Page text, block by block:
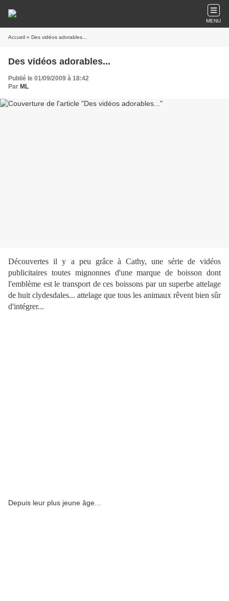
MENU
Accueil » Des vidéos adorables...
Des vidéos adorables...
Publié le 01/09/2009 à 18:42
Par ML
Découvertes il y a peu grâce à Cathy, une série de vidéos
publicitaires toutes mignonnes d'une marque de boisson dont
l'emblème est le transport de ces boissons par un superbe attelage
de huit clydesdales... attelage que tous les animaux rêvent bien sûr
d'intégrer...
Depuis leur plus jeune âge...